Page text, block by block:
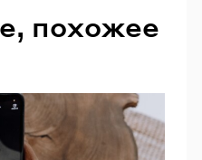
похожее